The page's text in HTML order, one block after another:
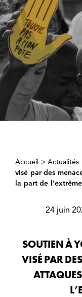
Accueil >Actualités
visé par des
la part de
24 juin
SOUTIEN À
VISÉ PAR